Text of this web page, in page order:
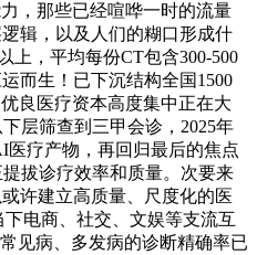
，那些已经喧哗一时的流量
辑，以及人们的糊口形成什
上，平均每份CT包含300-500
而生！已下沉结构全国1500
良医疗资本高度集中正在大
层筛查到三甲会诊，2025年
疗产物，再回归最后的焦点
拔诊疗效率和质量。次要来
许建立高质量、尺度化的医
电商、社交、文娱等支流互
见病、多发病的诊断精确率已